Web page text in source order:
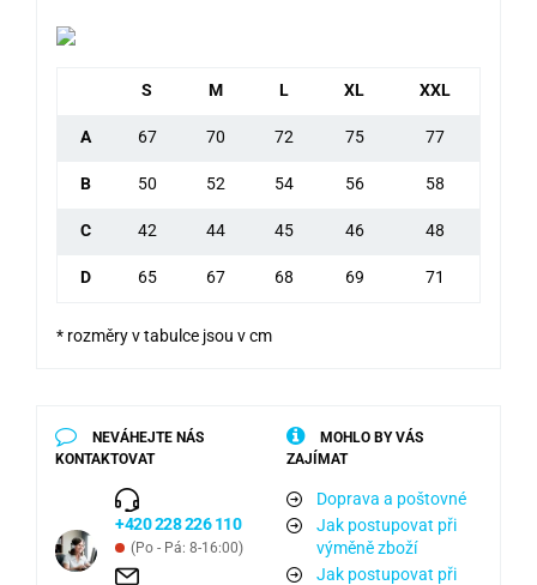
S M L XL XXL
A 67 70 72 75 77
B 50 52 54 56 58
C 42 44 45 46 48
D 65 67 68 69 71
* rozměry v tabulce jsou v cm
NEVÁHEJTE NÁS
KONTAKTOVAT
+420 228 226 110
(Po - Pá: 8-16:00)
MOHLO BY VÁS
ZAJÍMAT
Doprava a poštovné
Jak postupovat při
výměně zboží
Jak postupovat při